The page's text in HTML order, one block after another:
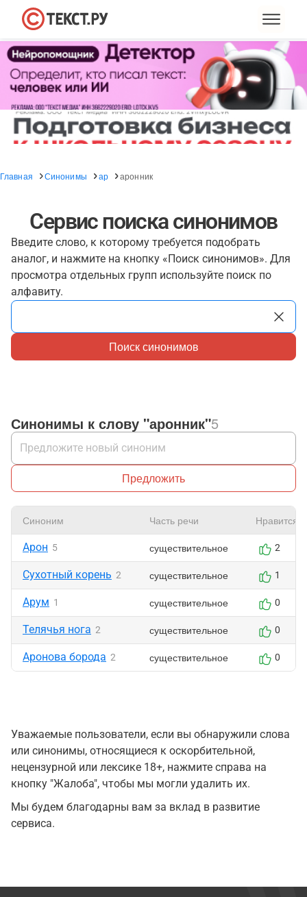
Главная Синонимы ар аронник
Сервис поиска синонимов
Введите слово, к которому требуется подобрать
аналог, и нажмите на кнопку «Поиск синонимов». Для
просмотра отдельных групп используйте поиск по
алфавиту.
Поиск синонимов
Синонимы к слову "аронник"5
Предложить
Синоним Часть речи Нравится
Арон 5 существительное 2
Сухотный корень 2 существительное 1
Арум 1 существительное 0
Телячья нога 2 существительное 0
Аронова борода 2 существительное 0
Уважаемые пользователи, если вы обнаружили слова
или синонимы, относящиеся к оскорбительной,
нецензурной или лексике 18+, нажмите справа на
кнопку "Жалоба", чтобы мы могли удалить их.
Мы будем благодарны вам за вклад в развитие
сервиса.